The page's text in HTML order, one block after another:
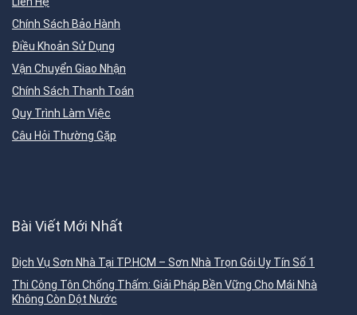
Chính Sách Bảo Hành
Điều Khoản Sử Dụng
Vận Chuyển Giao Nhận
Chính Sách Thanh Toán
Quy Trình Làm Việc
Câu Hỏi Thường Gặp
Bài Viết Mới Nhất
Dịch Vụ Sơn Nhà Tại TP.HCM – Sơn Nhà Trọn Gói Uy Tín Số 1
Thi Công Tôn Chống Thấm: Giải Pháp Bền Vững Cho Mái Nhà
Không Còn Dột Nước